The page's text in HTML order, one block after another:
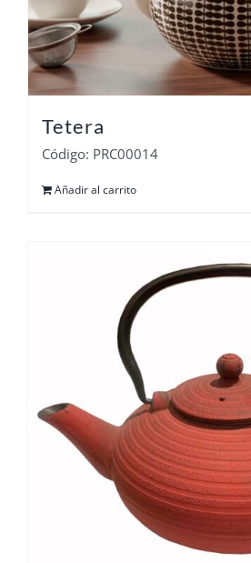
Tetera
Código: PRC00014
Añadir al carrito